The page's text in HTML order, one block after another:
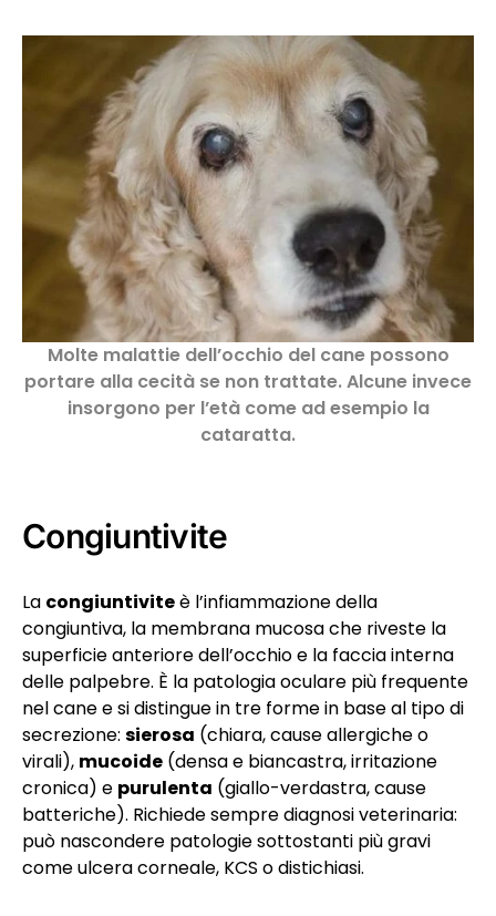
Molte malattie dell’occhio del cane possono
portare alla cecità se non trattate. Alcune invece
insorgono per l’età come ad esempio la
cataratta.
Congiuntivite
La congiuntiviteè l’infiammazione della
congiuntiva, la membrana mucosa che riveste la
superficie anteriore dell’occhio e la faccia interna
delle palpebre. È la patologia oculare più frequente
nel cane e si distingue in tre forme in base al tipo di
secrezione: sierosa (chiara, cause allergiche o
virali), mucoide (densa e biancastra, irritazione
cronica) e purulenta (giallo-verdastra, cause
batteriche). Richiede sempre diagnosi veterinaria:
può nascondere patologie sottostanti più gravi
come ulcera corneale, KCS o distichiasi.